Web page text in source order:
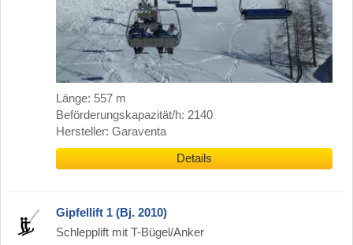
Länge: 557 m
Beförderungskapazität/h: 2140
Hersteller: Garaventa
Details
Gipfellift 1 (Bj. 2010)
Schlepplift mit T-Bügel/Anker